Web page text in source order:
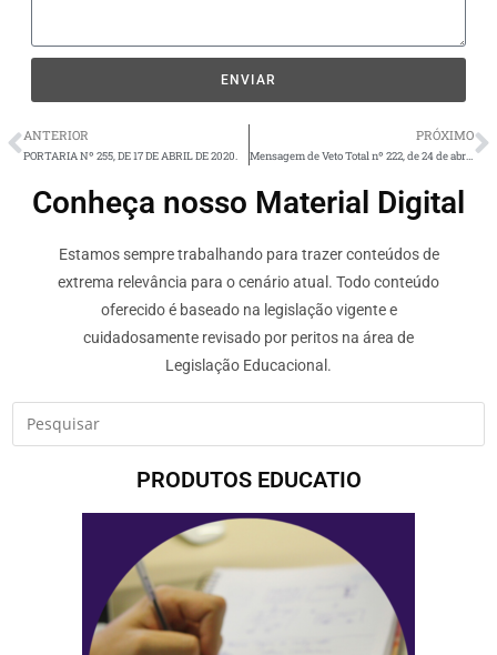
ENVIAR
ANTERIOR
PORTARIA Nº 255, DE 17 DE ABRIL DE 2020.
PRÓXIMO
Mensagem de Veto Total nº 222, de 24 de abril 2020.
Conheça nosso Material Digital
Estamos sempre trabalhando para trazer conteúdos de
extrema relevância para o cenário atual. Todo conteúdo
oferecido é baseado na legislação vigente e
cuidadosamente revisado por peritos na área de
Legislação Educacional.
PRODUTOS EDUCATIO